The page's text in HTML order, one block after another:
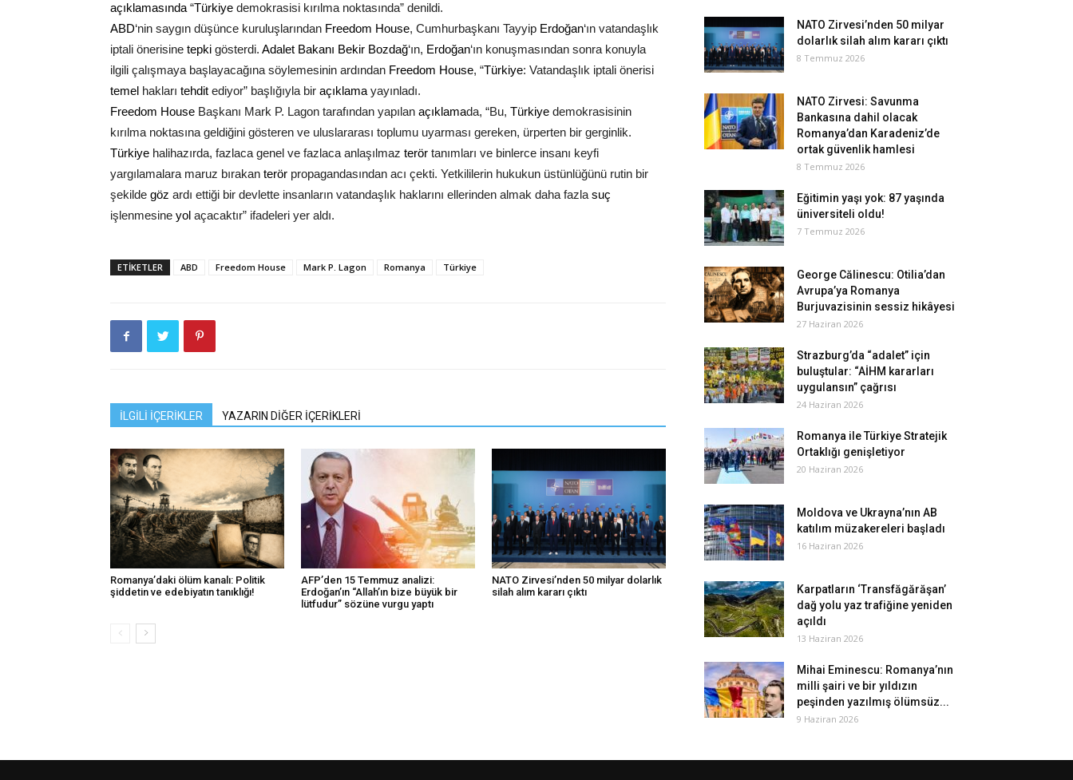
açıklamasında “Türkiye demokrasisi kırılma noktasında” denildi.
ABD‘nin saygın düşünce kuruluşlarından Freedom House, Cumhurbaşkanı Tayyip Erdoğan‘ın vatandaşlık
iptali önerisine tepki gösterdi. Adalet Bakanı Bekir Bozdağ‘ın, Erdoğan‘ın konuşmasından sonra konuyla
ilgili çalışmaya başlayacağına söylemesinin ardından Freedom House, “Türkiye: Vatandaşlık iptali önerisi
temel hakları tehdit ediyor” başlığıyla bir açıklama yayınladı.
Freedom House Başkanı Mark P. Lagon tarafından yapılan açıklamada, “Bu, Türkiye demokrasisinin
kırılma noktasına geldiğini gösteren ve uluslararası toplumu uyarması gereken, ürperten bir gerginlik.
Türkiye halihazırda, fazlaca genel ve fazlaca anlaşılmaz terör tanımları ve binlerce insanı keyfi
yargılamalara maruz bırakan terör propagandasından acı çekti. Yetkililerin hukukun üstünlüğünü rutin bir
şekilde göz ardı ettiği bir devlette insanların vatandaşlık haklarını ellerinden almak daha fazla suç
işlenmesine yol açacaktır” ifadeleri yer aldı.
ETIKETLER ABD Freedom House Mark P. Lagon Romanya Türkiye
İLGİLİ İÇERİKLER YAZARIN DİĞER İÇERİKLERİ
Romanya’daki ölüm kanalı: Politik
şiddetin ve edebiyatın tanıklığı!
AFP’den 15 Temmuz analizi:
Erdoğan’ın “Allah’ın bize büyük bir
lütfudur” sözüne vurgu yaptı
NATO Zirvesi’nden 50 milyar dolarlık
silah alım kararı çıktı
NATO Zirvesi’nden 50 milyar
dolarlık silah alım kararı çıktı
8 Temmuz 2026
NATO Zirvesi: Savunma
Bankasına dahil olacak
Romanya’dan Karadeniz’de
ortak güvenlik hamlesi
8 Temmuz 2026
Eğitimin yaşı yok: 87 yaşında
üniversiteli oldu!
7 Temmuz 2026
George Călinescu: Otilia’dan
Avrupa’ya Romanya
Burjuvazisinin sessiz hikâyesi
27 Haziran 2026
Strazburg’da “adalet” için
buluştular: “AİHM kararları
uygulansın” çağrısı
24 Haziran 2026
Romanya ile Türkiye Stratejik
Ortaklığı genişletiyor
20 Haziran 2026
Moldova ve Ukrayna’nın AB
katılım müzakereleri başladı
16 Haziran 2026
Karpatların ‘Transfăgărăşan’
dağ yolu yaz trafiğine yeniden
açıldı
13 Haziran 2026
Mihai Eminescu: Romanya’nın
milli şairi ve bir yıldızın
peşinden yazılmış ölümsüz...
9 Haziran 2026